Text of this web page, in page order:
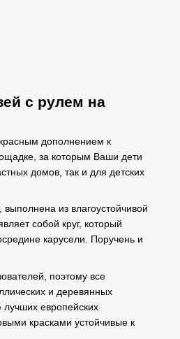
с рулем на
дополнением к
за которым Ваши дети
домов, так и для детских
из влагоустойчивой
собой круг, который
карусели. Поручень и
поэтому все
и деревянных
лучших европейских
красками устойчивые к